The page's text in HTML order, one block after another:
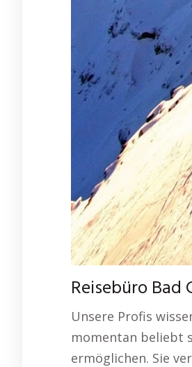
Reisebüro
Unsere Profis
momentan beliebt
ermöglichen. Sie